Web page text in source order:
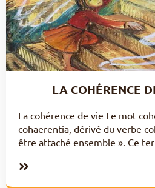
LA COHÉRENCE
La cohérence de vie Le mot
cohaerentia, dérivé du verbe
être attaché ensemble ». Ce